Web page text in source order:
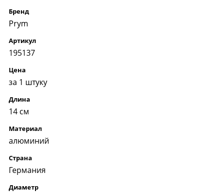
Бренд
Prym
Артикул
195137
Цена
за 1 штуку
Длина
14 см
Материал
алюминий
Страна
Германия
Диаметр